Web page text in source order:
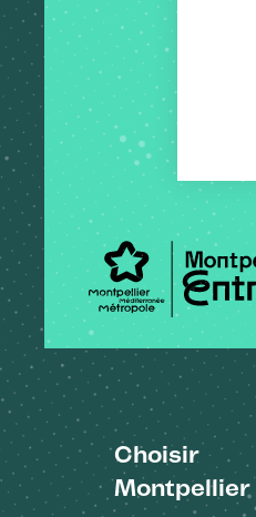
Pied de page
Choisir
Montpellier